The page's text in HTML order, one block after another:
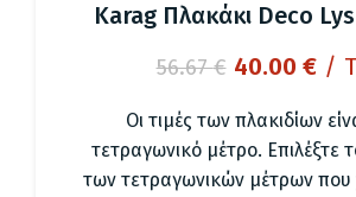
Karag Πλακάκι Deco
56.67€ Original
was:
56.67 €.
40.00 €Η
/
Οι τιμές των πλακιδίων
τετραγωνικό μέτρο. Επιλέξτε
των τετραγωνικών μέτρων που